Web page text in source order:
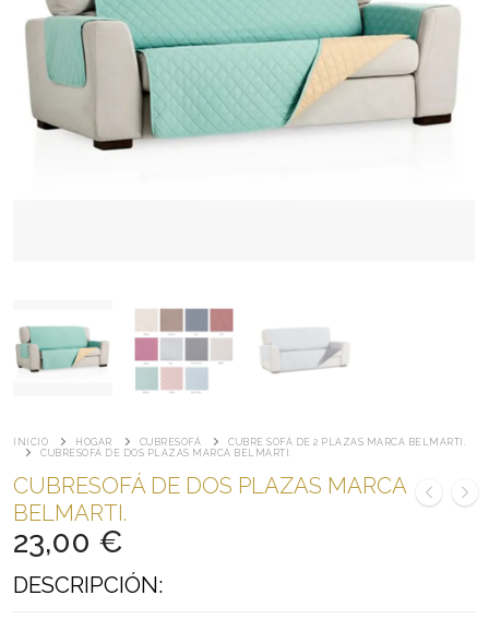
INICIO HOGAR CUBRESOFÁ
CUBRE SOFÁ DE 2 PLAZAS MARCA BELMARTI.
CUBRESOFÁ DE DOS PLAZAS MARCA BELMARTI.
CUBRESOFÁ DE DOS PLAZAS MARCA
BELMARTI.
23,00 €
DESCRIPCIÓN: